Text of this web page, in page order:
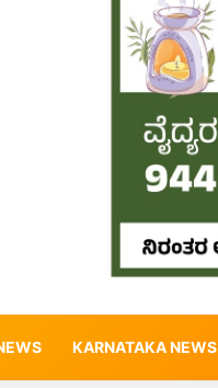
KARNATAKA NEWS